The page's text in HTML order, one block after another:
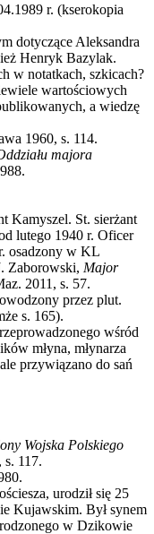
r. (kserokopia
dotyczące Aleksandra
Henryk Bazylak.
w notatkach, szkicach?
wartościowych
a wiedzę
1960, s. 114.
majora
Kamyszel. St. sierżant
lutego 1940 r. Oficer
osadzony w KL
Zaborowski, Major
2011, s. 57.
przez plut.
s. 165).
wśród
młyna, młynarza
przywiązano do sań
Wojska Polskiego
s. 117.
urodził się 25
Kujawskim. Był synem
w Dzikowie